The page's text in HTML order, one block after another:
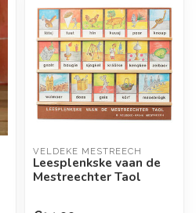
VELDEKE MESTREECH
Leesplenkske vaan de
Mestreechter Taol